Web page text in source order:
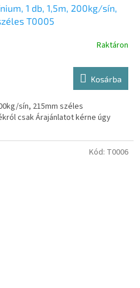
1 db, 1,5m, 200kg/sín,
T0005
Raktáron
Kosárba
sín, 215mm széles
csak Árajánlatot kérne úgy
Kód: T0006